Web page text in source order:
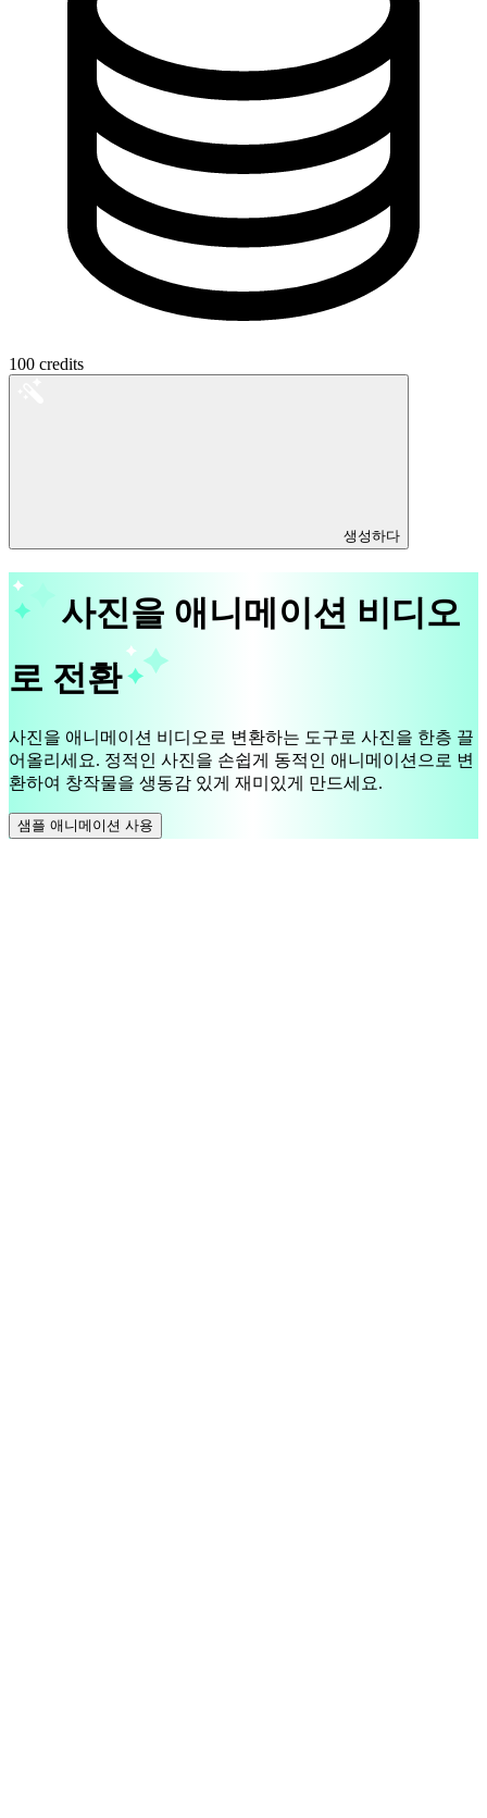
100 credits
생성하다
사진을 애니메이션 비디오
로 전환
사진을 애니메이션 비디오로 변환하는 도구로 사진을 한층 끌
어올리세요. 정적인 사진을 손쉽게 동적인 애니메이션으로 변
환하여 창작물을 생동감 있게 재미있게 만드세요.
샘플 애니메이션 사용